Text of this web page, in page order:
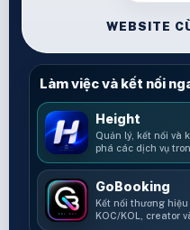
WEBSITE
Làm việc và kết nối
Height
Quản lý, kết nối và
phá các dịch vụ
sinh thái Height.
GoBooking
Kết nối thương hiệu
KOC/KOL, creator